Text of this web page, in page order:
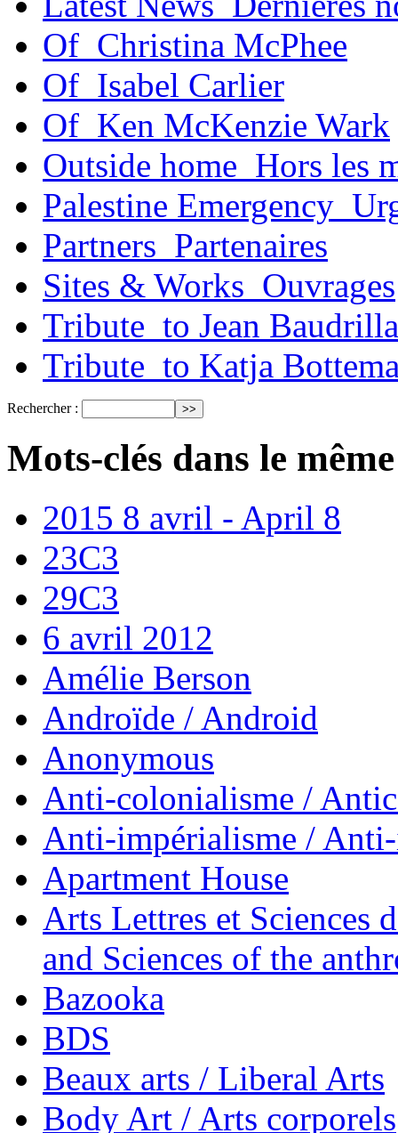
Of_Christina McPhee
Of_Isabel Carlier
Of_Ken McKenzie Wark
Outside home_Hors les
Palestine
Partners_Partenaires
Sites & Works_Ouvrages
Tribute_to Jean
Tribute_to Katja
Rechercher :
Mots-clés dans le
2015 8 avril - April 8
23C3
29C3
6 avril 2012
Amélie Berson
Androïde / Android
Anonymous
Anti-colonialisme /
Anti-impérialisme /
Apartment House
Arts Lettres et Sciences
and Sciences of the
Bazooka
BDS
Beaux arts / Liberal Arts
Body Art / Arts corporels